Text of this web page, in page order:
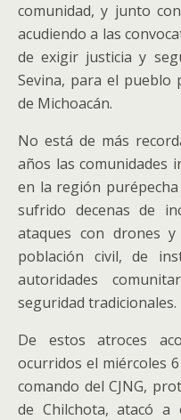
comunidad, y junto
acudiendo a las
de exigir justicia y
Sevina, para el pueblo
de Michoacán.
No está de más
años las comunidades
en la región
sufrido decenas de
ataques con drones
población civil, de
autoridades
seguridad tradicionales.
De estos atroces
ocurridos el miércoles
comando del CJNG,
de Chilchota, atacó a